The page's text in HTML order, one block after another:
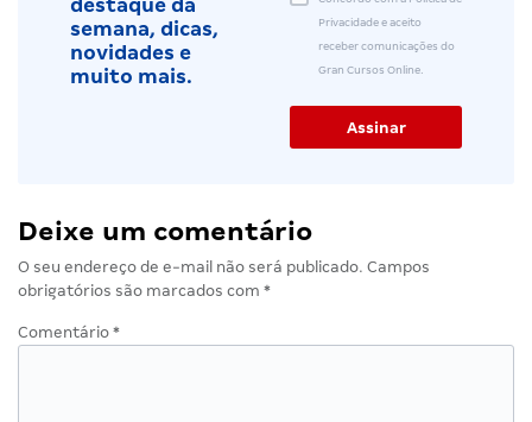
destaque da
semana, dicas,
novidades e
muito mais.
Privacidade e aceito
receber comunicações do
Gran Cursos Online.
Deixe um comentário
O seu endereço de e-mail não será publicado. Campos
obrigatórios são marcados com *
Comentário *